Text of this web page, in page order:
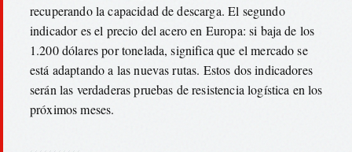
recuperando la capacidad de descarga. El segundo
indicador es el precio del acero en Europa: si baja de los
1.200 dólares por tonelada, significa que el mercado se
está adaptando a las nuevas rutas. Estos dos indicadores
serán las verdaderas pruebas de resistencia logística en los
próximos meses.